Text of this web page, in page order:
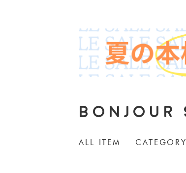
BONJOUR
ALL ITEM CATEGORY